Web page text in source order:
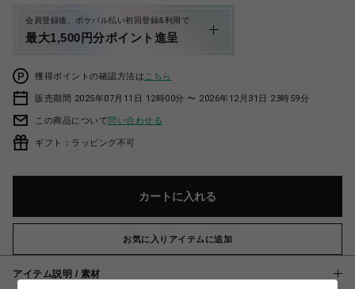
会員登録後、ポケパル払い初回登録&利用で
最大1,500円分ポイント進呈
獲得ポイントの確認方法は こちら
販売期間 2025年07月11日 12時00分 〜 2026年12月31日 23時59分
この商品について問い合わせる
ギフト：ラッピング不可
カートに入れる
お気に入りアイテムに追加
アイテム説明 / 素材